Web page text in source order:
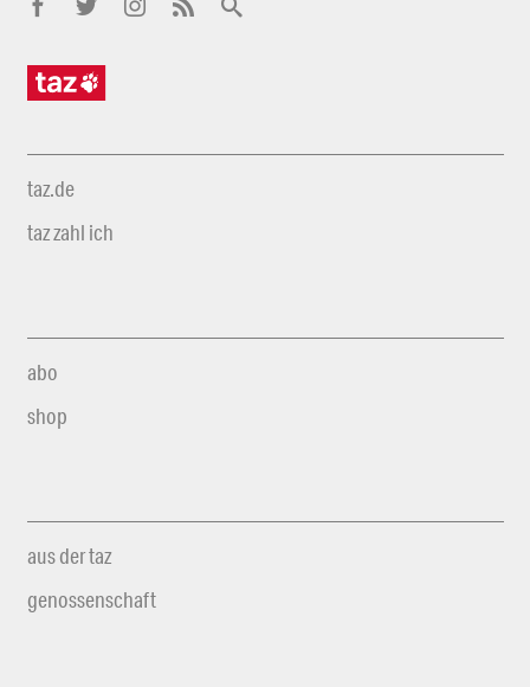
taz.de
taz zahl ich
abo
shop
aus der taz
genossenschaft